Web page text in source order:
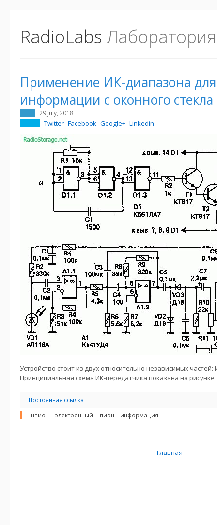
RadioLabs
Применение ИК-диапазона
информации с оконного стекла
29 July, 2018
Twitter Facebook Google+ Linkedin
Устройство стоит из двух относительно независимых
Принципиальная схема ИК-передатчика показана на рисунке
Постоянная ссылка
шпион
электронный шпион информация
Главная